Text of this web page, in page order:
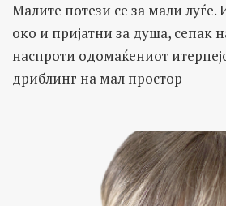
Малите потези се за мали луѓе.
око и пријатни за душа, сепак
наспроти одомаќениот
дриблинг на мал простор